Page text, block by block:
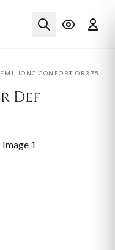
JONC.CONFORT OR375J
Def